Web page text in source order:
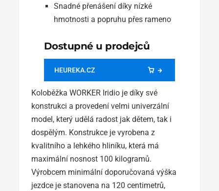
Snadné přenášení díky nízké
hmotnosti a popruhu přes rameno
Dostupné u prodejců
HEUREKA.CZ
Koloběžka WORKER Iridio je díky své
konstrukci a provedení velmi univerzální
model, který udělá radost jak dětem, tak i
dospělým. Konstrukce je vyrobena z
kvalitního a lehkého hliníku, která má
maximální nosnost 100 kilogramů.
Výrobcem minimální doporučovaná výška
jezdce je stanovena na 120 centimetrů,